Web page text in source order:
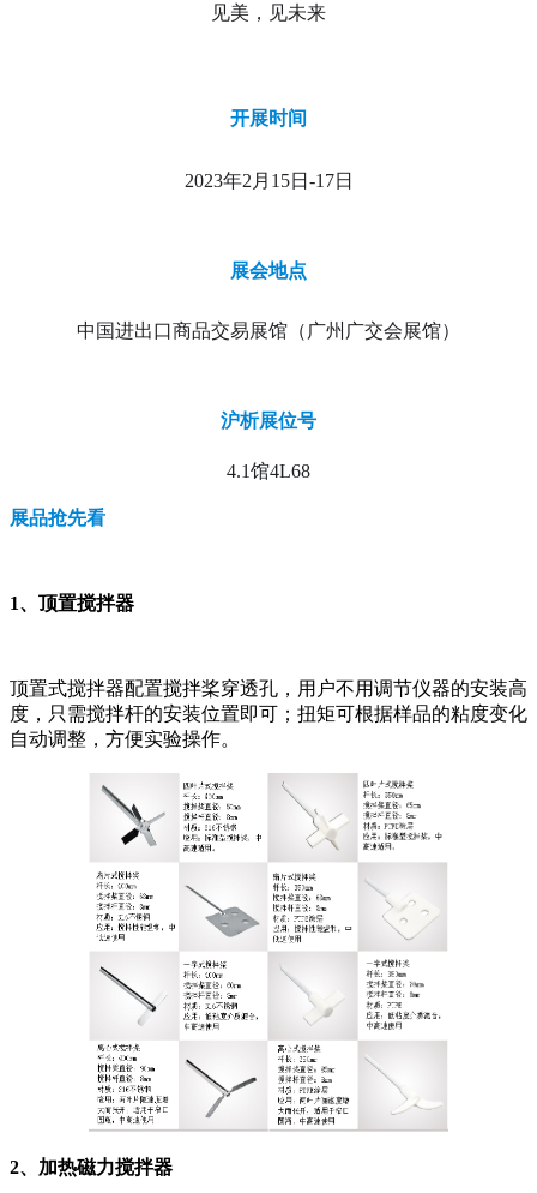
见美，见未来
开展时间
2023年2月15日-17日
展会地点
中国进出口商品交易展馆（广州广交会展馆）
沪析展位号
4.1馆4L68
展品抢先看
1、顶置搅拌器
顶置式搅拌器配置搅拌桨穿透孔，用户不用调节仪器的安装高
度，只需搅拌杆的安装位置即可；扭矩可根据样品的粘度变化
自动调整，方便实验操作。
2、加热磁力搅拌器